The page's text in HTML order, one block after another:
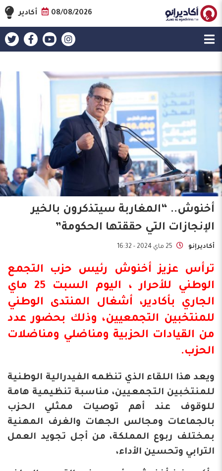
08/08/2026 أكادير
أخنوش.. “المغاربة سيتذكرون بالخير
الإنجازات التي حققتها الحكومة”
أكاديرإنو 25 ماي 2024 - 16:32
ترأس عزيز أخنوش رئيس حزب التجمع
الوطني للأحرار ، اليوم السبت 25 ماي
الجاري بأكادير، أشغال المنتدى الوطني
للمنتخبين التجمعيين، وذلك بحضور عدد
من القيادات الحزبية ومناضلي ومناضلات
الحزب.
ويعد هذا اللقاء الذي تنظمه الفيدرالية الوطنية
للمنتخبين التجمعيين، مناسبة تنظيمية هامة
للوقوف عند أهم توصيات ممثلي الحزب
بالجماعات ومجالس الجهات والغرف المهنية
بمختلف ربوع المملكة، من أجل تجويد العمل
الترابي وتحسين الأداء،